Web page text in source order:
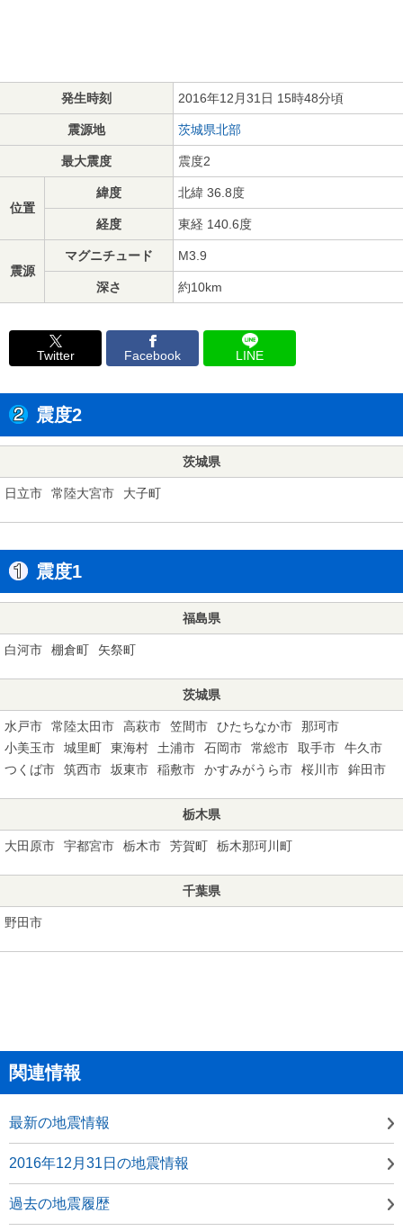
発生時刻 2016年12月31日 15時48分頃
震源地 茨城県北部
最大震度 震度2
位置
緯度 北緯 36.8度
経度 東経 140.6度
震源
マグニチュード M3.9
深さ 約10km
Twitter Facebook LINE
震度2
茨城県
日立市 常陸大宮市 大子町
震度1
福島県
白河市 棚倉町 矢祭町
茨城県
水戸市 常陸太田市 高萩市 笠間市 ひたちなか市
那珂市
小美玉市
城里町 東海村 土浦市 石岡市 常総市 取手市
牛久市
つくば市
筑西市 坂東市 稲敷市 かすみがうら市 桜川市 鉾田市
栃木県
大田原市 宇都宮市 栃木市 芳賀町 栃木那珂川町
千葉県
野田市
関連情報
最新の地震情報
2016年12月31日の地震情報
過去の地震履歴